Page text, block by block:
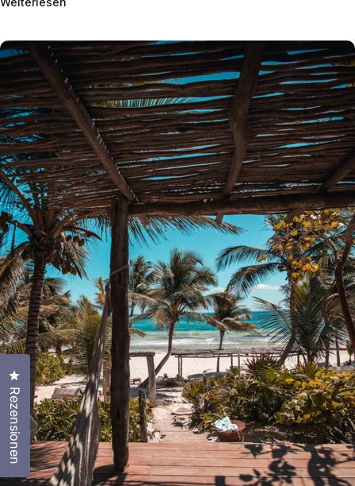
Rezensionen
Klicken Sie, um den Bewertungsdialog zu öffnen